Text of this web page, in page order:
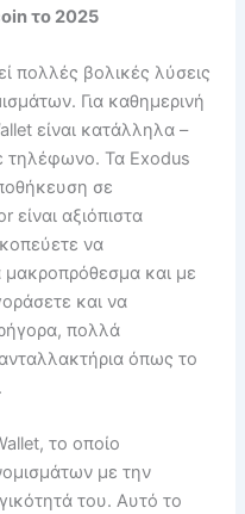
το 2025
πολλές βολικές λύσεις
Για καθημερινή
είναι κατάλληλα –
τηλέφωνο. Τα Exodus
σε
είναι αξιόπιστα
να
και με
και να
πολλά
όπως το
το οποίο
με την
του. Αυτό το